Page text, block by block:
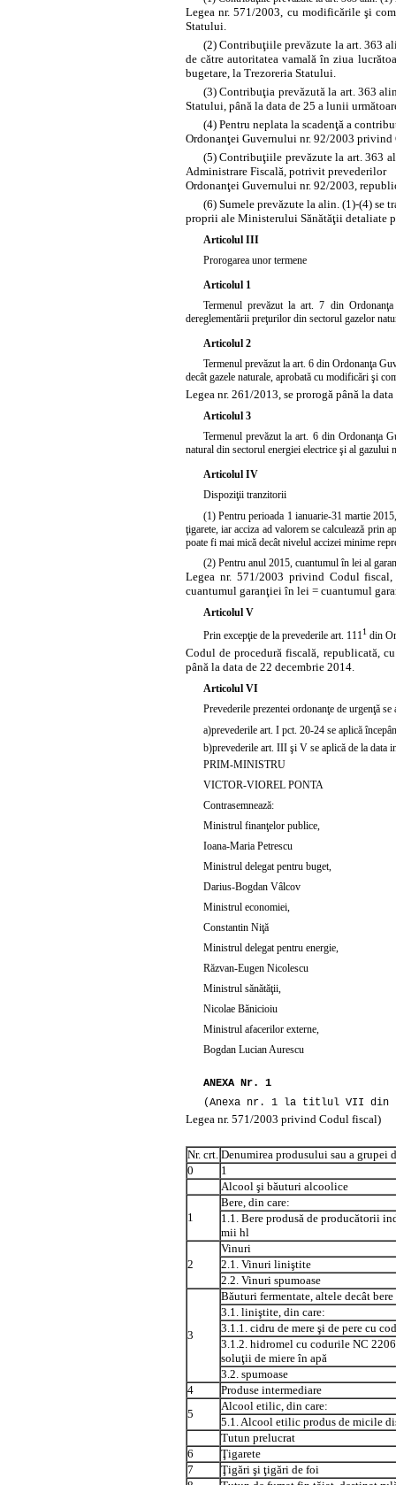
Legea nr. 571/2003, cu modificările şi
Statului.
(2) Contribuţiile prevăzute la art. 363
de către autoritatea vamală în ziua
bugetare, la Trezoreria Statului.
(3) Contribuţia prevăzută la art. 363
Statului, până la data de 25 a lunii
(4) Pentru neplata la scadenţă a
Ordonanţei Guvernului nr. 92/2003 privind
(5) Contribuţiile prevăzute la art. 363
Administrare Fiscală, potrivit prevederilor
Ordonanţei Guvernului nr. 92/2003,
(6) Sumele prevăzute la alin. (1)-(4) se
proprii ale Ministerului Sănătăţii detaliate
Articolul III
Prorogarea unor termene
Articolul 1
Termenul prevăzut la art. 7 din
dereglementării preţurilor din sectorul gazelor
Articolul 2
Termenul prevăzut la art. 6 din Ordonanţa
decât gazele naturale, aprobată cu modificări şi
Legea nr. 261/2013, se prorogă până la
Articolul 3
Termenul prevăzut la art. 6 din Ordonanţa
natural din sectorul energiei electrice şi al gazului
Articolul IV
Dispoziţii tranzitorii
(1) Pentru perioada 1 ianuarie-31 martie
ţigarete, iar acciza ad valorem se calculează prin
poate fi mai mică decât nivelul accizei minime
(2) Pentru anul 2015, cuantumul în lei al
Legea nr. 571/2003 privind Codul
cuantumul garanţiei în lei = cuantumul
Articolul V
Prin excepţie de la prevederile art. 1111 din
Codul de procedură fiscală, republicată,
până la data de 22 decembrie 2014.
Articolul VI
Prevederile prezentei ordonanţe de urgenţă
a)prevederile art. I pct. 20-24 se aplică
b)prevederile art. III şi V se aplică de la data
PRIM-MINISTRU
VICTOR-VIOREL PONTA
Contrasemnează:
Ministrul finanţelor publice,
Ioana-Maria Petrescu
Ministrul delegat pentru buget,
Darius-Bogdan Vâlcov
Ministrul economiei,
Constantin Niţă
Ministrul delegat pentru energie,
Răzvan-Eugen Nicolescu
Ministrul sănătăţii,
Nicolae Bănicioiu
Ministrul afacerilor externe,
Bogdan Lucian Aurescu
ANEXA Nr. 1
(Anexa nr. 1 la titlul VII din
Legea nr. 571/2003 privind Codul fiscal)
Nr. crt. Denumirea produsului sau a grupei
0
1
Alcool şi băuturi alcoolice
1
Bere, din care:
1.1. Bere produsă de producătorii
mii hl
2
Vinuri
2.1. Vinuri liniştite
2.2. Vinuri spumoase
3
Băuturi fermentate, altele decât
3.1. liniştite, din care:
3.1.1. cidru de mere şi de pere cu
3.1.2. hidromel cu codurile NC
soluţii de miere în apă
3.2. spumoase
4
Produse intermediare
5
Alcool etilic, din care:
5.1. Alcool etilic produs de micile
Tutun prelucrat
6
Ţigarete
7
Ţigări şi ţigări de foi